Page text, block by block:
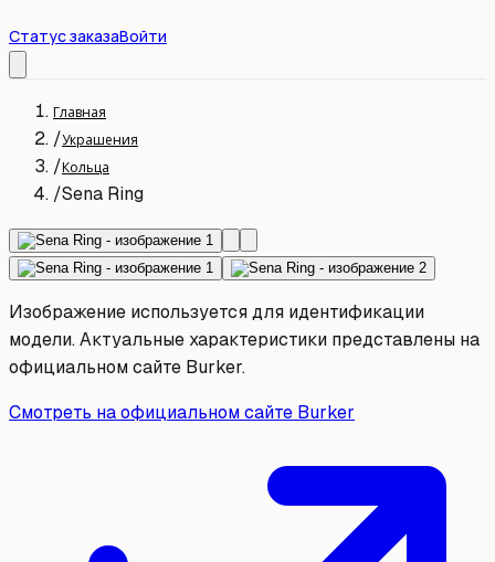
Статус заказаВойти
Главная
/Украшения
/Кольца
/Sena Ring
Изображение используется для идентификации
модели. Актуальные характеристики представлены на
официальном сайте Burker.
Смотреть на официальном сайте Burker